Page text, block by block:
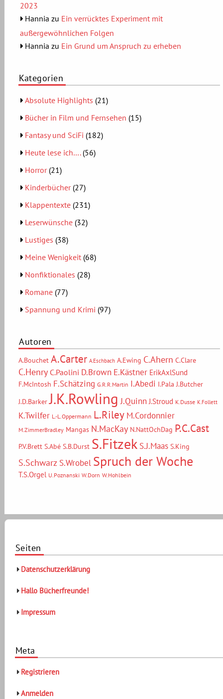
2023
Hannia zu Ein verrücktes Experiment mit
außergewöhnlichen Folgen
Hannia zu Ein Grund um Anspruch zu erheben
Kategorien
Absolute Highlights (21)
Bücher in Film und Fernsehen (15)
Fantasy und SciFi (182)
Heute lese ich….(56)
Horror(21)
Kinderbücher(27)
Klappentexte (231)
Leserwünsche (32)
Lustiges (38)
Meine Wenigkeit (68)
Nonfiktionales (28)
Romane (77)
Spannung und Krimi (97)
Autoren
A.Bouchet A.Carter A.Eschbach A.Ewing C.Ahern C.Clare
C.Henry C.Paolini D.Brown E.Kästner ErikAxlSund
F.McIntosh F.Schätzing G.R.R.Martin I.Abedi I.Pala J.Butcher
J.D.Barker J.K.Rowling J.Quinn J.Stroud K.Dusse K.Follett
K.Twilfer L.-L.Oppermann L.Riley M.Cordonnier
M.ZimmerBradley Mangas N.MacKay N.NattOchDag P.C.Cast
P.V.Brett S.Abé S.B.Durst S.Fitzek S.J.Maas S.King
S.Schwarz S.Wrobel Spruch der Woche
T.S.Orgel U.Poznanski W.Dorn W.Hohlbein
Seiten
Datenschutzerklärung
Hallo Bücherfreunde!
Impressum
Meta
Registrieren
Anmelden